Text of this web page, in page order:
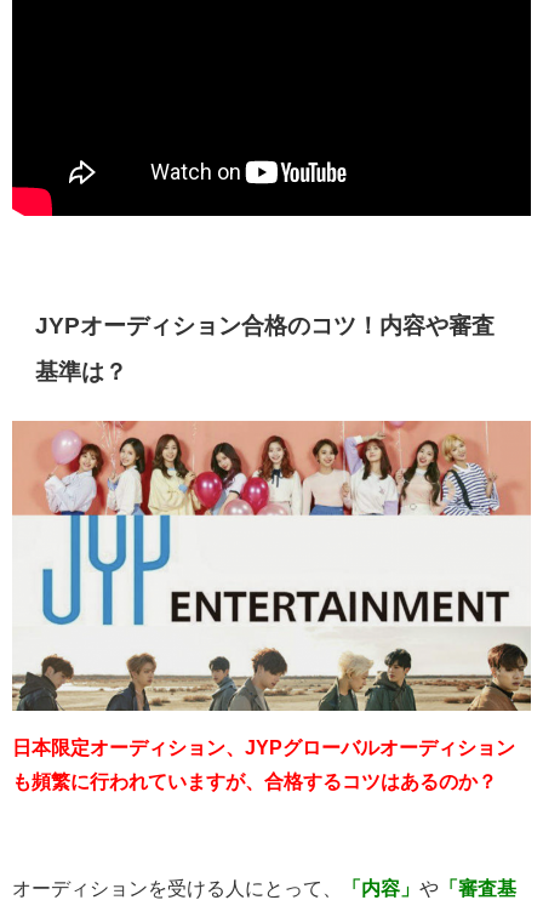
JYPオーディション合格のコツ！内容や審査
基準は？
日本限定オーディション、JYPグローバルオーディション
も頻繁に行われていますが、合格するコツはあるのか？
オーディションを受ける人にとって、 「内容」 や 「審査基